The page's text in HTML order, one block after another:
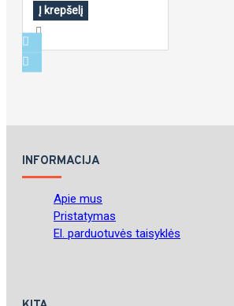
Į krepšelį
INFORMACIJA
Apie mus
Pristatymas
El. parduotuvės taisyklės